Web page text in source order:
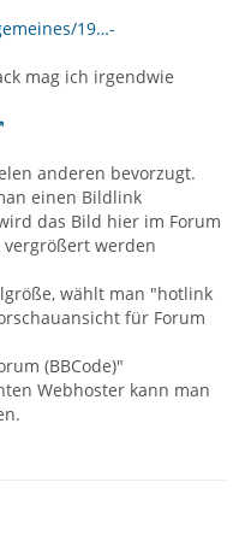
19…-
mag ich irgendwie
anderen bevorzugt.
einen Bildlink
das Bild hier im Forum
werden
wählt man "hotlink
für Forum
(BBCode)"
Webhoster kann man